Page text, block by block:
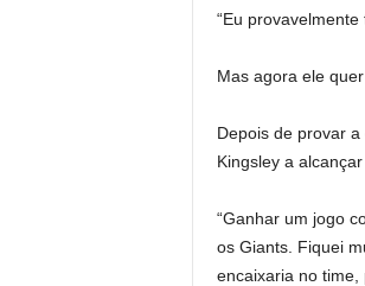
“Eu
Mas agora ele
Depois de provar
Kingsley a
“Ganhar um jogo
os Giants. Fiquei
encaixaria no time,